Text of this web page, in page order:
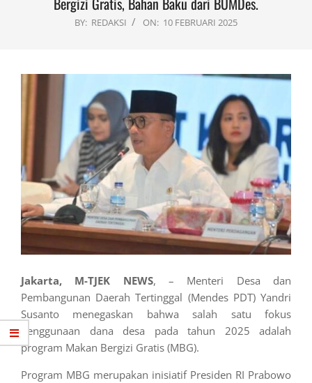
BY: REDAKSI ON: 10 FEBRUARI 2025
Jakarta, M-TJEK NEWS, – Menteri Desa dan
Pembangunan Daerah Tertinggal (Mendes PDT) Yandri
Susanto menegaskan bahwa salah satu fokus
penggunaan dana desa pada tahun 2025 adalah
program Makan Bergizi Gratis (MBG).
Program MBG merupakan inisiatif Presiden RI Prabowo